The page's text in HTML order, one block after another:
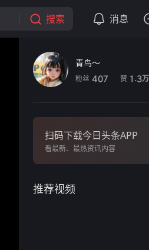
搜索 消息
青鸟～
粉丝 407 赞 1.3万
扫码下载今日头条APP
看最新、最热资讯内容
推荐视频